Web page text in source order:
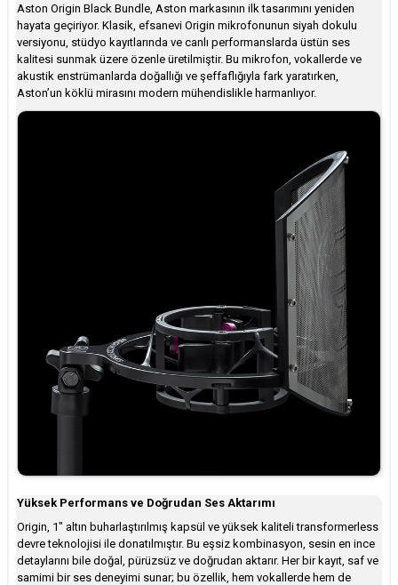
Aston Origin Black Bundle, Aston markasının ilk tasarımını yeniden
hayata geçiriyor. Klasik, efsanevi Origin mikrofonunun siyah dokulu
versiyonu, stüdyo kayıtlarında ve canlı performanslarda üstün ses
kalitesi sunmak üzere özenle üretilmiştir. Bu mikrofon, vokallerde ve
akustik enstrümanlarda doğallığı ve şeffaflığıyla fark yaratırken,
Aston’un köklü mirasını modern mühendislikle harmanlıyor.
Yüksek Performans ve Doğrudan Ses Aktarımı
Origin, 1″ altın buharlaştırılmış kapsül ve yüksek kaliteli transformerless
devre teknolojisi ile donatılmıştır. Bu eşsiz kombinasyon, sesin en ince
detaylarını bile doğal, pürüzsüz ve doğrudan aktarır. Her bir kayıt, saf ve
samimi bir ses deneyimi sunar; bu özellik, hem vokallerde hem de